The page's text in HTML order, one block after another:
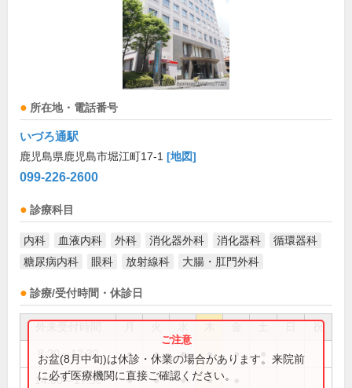
所在地・電話番号
いづろ通駅
鹿児島県鹿児島市堀江町17-1 [地図]
099-226-2600
診療科目
内科 血液内科 外科 消化器外科 消化器科
循環器科
糖尿病内科
眼科 放射線科 大腸・肛門外科
診療/受付時間・休診日
祝
8:30～12:30 ● ● ● ● ●
14:00～17:30 ● ● ● ●
お盆(8月中旬)は休診・休業の場合があります。来院前
に必ず医療機関に直接ご確認ください。